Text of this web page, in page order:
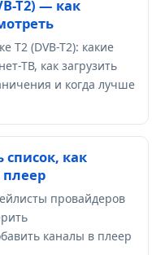
T2) — как
Т2 (DVB-T2): какие
ТВ, как загрузить
и когда лучше
список, как
плеер
провайдеров
каналы в плеер